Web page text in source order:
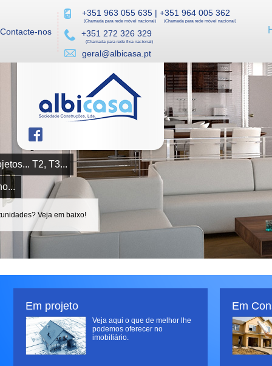
Contacte-nos
+351 963 055 635 | +351 964 005 362
(Chamada para rede móvel nacional) (Chamada para rede móvel nacional)
+351 272 326 329
(Chamada para rede fixa nacional)
geral@albicasa.pt
Moradias... projetos... T2, T3...
Lotes de terreno...
Novidades, oportunidades? Veja em baixo!
Em projeto
Veja aqui o que de melhor lhe
podemos oferecer no
imobiliário.
Em